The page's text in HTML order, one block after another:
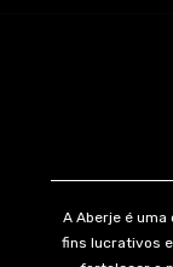
A Aberje é
fins lucrativos